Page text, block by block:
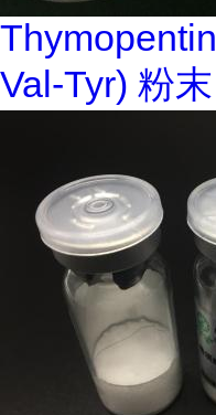
Val-Tyr) 粉